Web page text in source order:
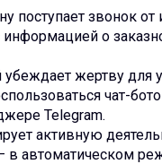
поступает звонок
информацией о
жертву для
чат-
Telegram.
активную
в автоматическом